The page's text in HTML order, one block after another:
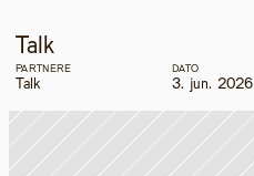
Talk
PARTNERE
Talk
DATO
3. jun. 2026